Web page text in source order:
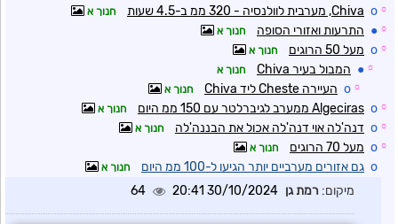
☼
o Chiva, מערבית לוולנסיה - 320 ממ ב-4.5 שעות חנוך א
☼
● התרעות ואזורי הסופה חנוך א
☼
o מעל 50 הרוגים חנוך א
☼
● המבול בעיר Chiva חנוך א
☼
o העיירה Cheste ליד Chiva חנוך א
☼
o Algeciras ממערב לגיברלטר עם 150 ממ היום חנוך א
☼
o דנה'לה אוי דנה'לה אכול את הבננה'לה חנוך א
☼
o מעל 70 הרוגים חנוך א
o גם אזורים מערביים יותר הגיעו ל-100 ממ היום חנוך א
מיקום: רמת גן 30/10/2024 20:41
64